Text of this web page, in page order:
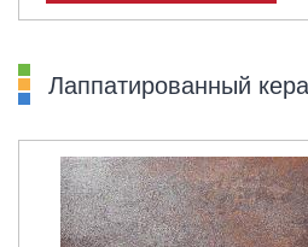
Лаппатированный